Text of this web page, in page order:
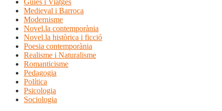
Guies i Viatges
Medieval i Barroca
Modernisme
Novel.la contemporània
Novel.la històrica i ficció
Poesia contemporània
Realisme i Naturalisme
Romanticisme
Pedagogia
Política
Psicologia
Sociologia